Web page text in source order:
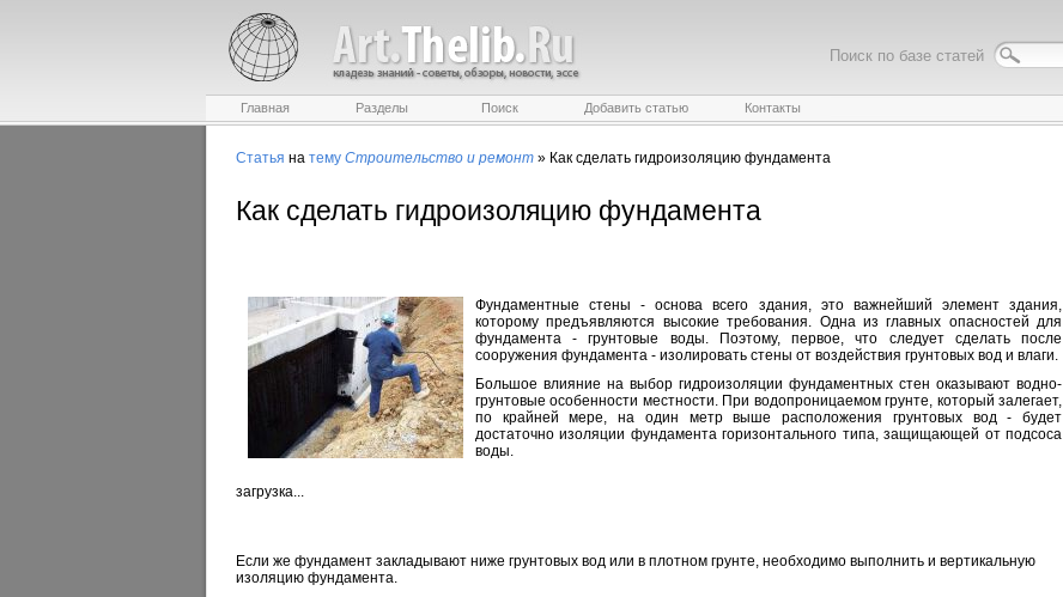
Поиск по базе статей
Главная Разделы Поиск Добавить статью Контакты
Статья на тему Строительство и ремонт » Как сделать гидроизоляцию фундамента
Как сделать гидроизоляцию фундамента
Фундаментные стены - основа всего здания, это важнейший элемент здания,
которому предъявляются высокие требования. Одна из главных опасностей для
фундамента - грунтовые воды. Поэтому, первое, что следует сделать после
сооружения фундамента - изолировать стены от воздействия грунтовых вод и влаги.
Большое влияние на выбор гидроизоляции фундаментных стен оказывают водно-
грунтовые особенности местности. При водопроницаемом грунте, который залегает,
по крайней мере, на один метр выше расположения грунтовых вод - будет
достаточно изоляции фундамента горизонтального типа, защищающей от подсоса
воды.
загрузка...
Если же фундамент закладывают ниже грунтовых вод или в плотном грунте, необходимо выполнить и вертикальную
изоляцию фундамента.